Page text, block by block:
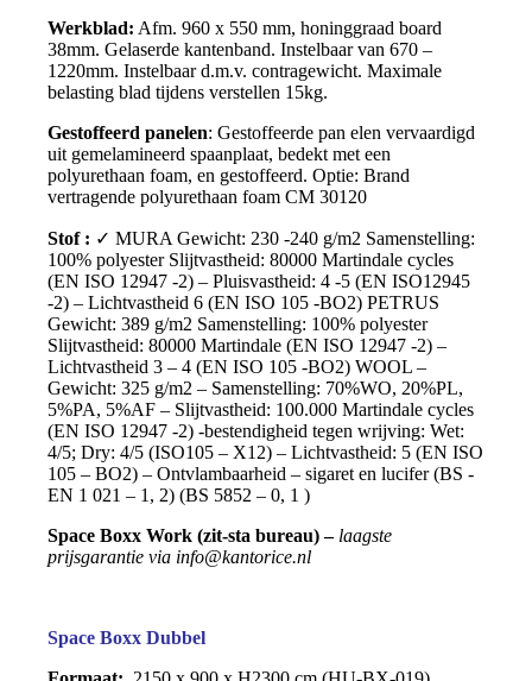
Werkblad: Afm. 960 x 550 mm, honinggraad board
38mm. Gelaserde kantenband. Instelbaar van 670 –
1220mm. Instelbaar d.m.v. contragewicht. Maximale
belasting blad tijdens verstellen 15kg.
Gestoffeerd panelen: Gestoffeerde pan elen vervaardigd
uit gemelamineerd spaanplaat, bedekt met een
polyurethaan foam, en gestoffeerd. Optie: Brand
vertragende polyurethaan foam CM 30120
Stof : ✓ MURA Gewicht: 230 -240 g/m2 Samenstelling:
100% polyester Slijtvastheid: 80000 Martindale cycles
(EN ISO 12947 -2) – Pluisvastheid: 4 -5 (EN ISO12945
-2) – Lichtvastheid 6 (EN ISO 105 -BO2) PETRUS
Gewicht: 389 g/m2 Samenstelling: 100% polyester
Slijtvastheid: 80000 Martindale (EN ISO 12947 -2) –
Lichtvastheid 3 – 4 (EN ISO 105 -BO2) WOOL –
Gewicht: 325 g/m2 – Samenstelling: 70%WO, 20%PL,
5%PA, 5%AF – Slijtvastheid: 100.000 Martindale cycles
(EN ISO 12947 -2) -bestendigheid tegen wrijving: Wet:
4/5; Dry: 4/5 (ISO105 – X12) – Lichtvastheid: 5 (EN ISO
105 – BO2) – Ontvlambaarheid – sigaret en lucifer (BS -
EN 1 021 – 1, 2) (BS 5852 – 0, 1 )
Space Boxx Work (zit-sta bureau) – laagste
prijsgarantie via info@kantorice.nl
Space Boxx Dubbel